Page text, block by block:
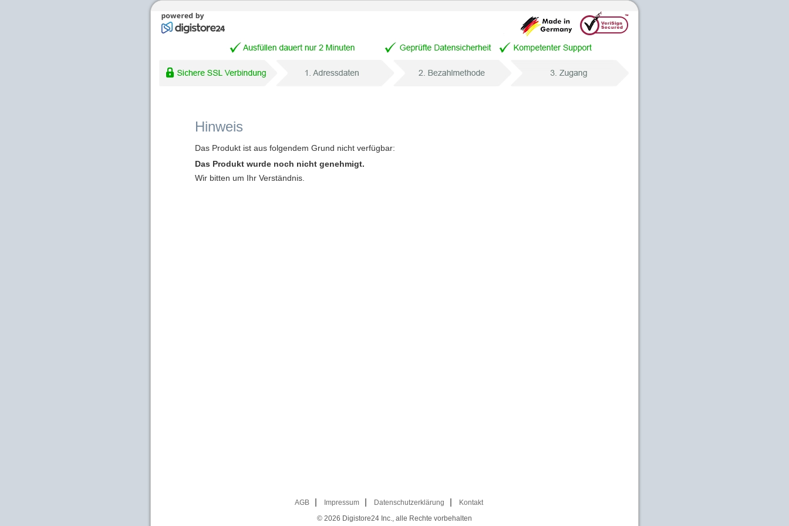
Hinweis
Das Produkt ist aus folgendem Grund nicht verfügbar:
Das Produkt wurde noch nicht genehmigt.
Wir bitten um Ihr Verständnis.
AGB Impressum Datenschutzerklärung
Kontakt
© 2026 Digistore24 Inc., alle Rechte vorbehalten